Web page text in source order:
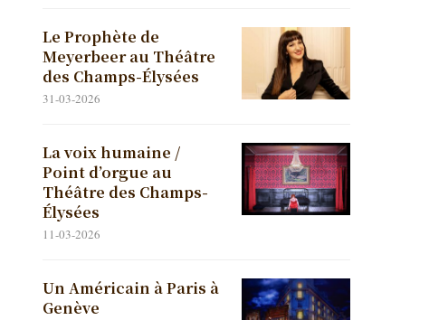
Le Prophète de
Meyerbeer au Théâtre
des Champs-Élysées
31-03-2026
La voix humaine /
Point d’orgue au
Théâtre des Champs-
Élysées
11-03-2026
Un Américain à Paris à
Genève